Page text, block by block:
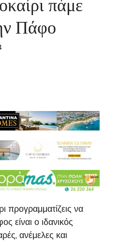
Πάφο
προγραμματίζεις να
είναι ο ιδανικός
ανέμελες και